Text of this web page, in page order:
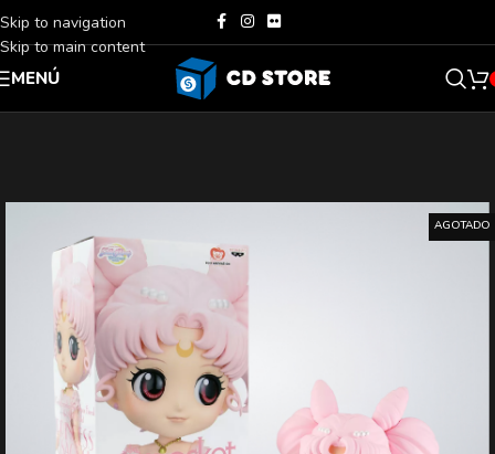
Skip to navigation
Skip to main content
MENÚ
AGOTADO